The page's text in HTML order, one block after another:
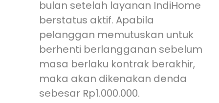
bulan setelah layanan IndiHome
berstatus aktif. Apabila
pelanggan memutuskan untuk
berhenti berlangganan sebelum
masa berlaku kontrak berakhir,
maka akan dikenakan denda
sebesar Rp1.000.000.